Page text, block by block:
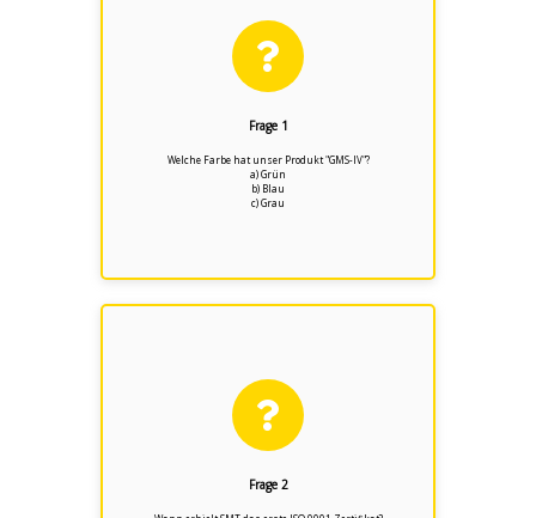
Frage 1
Welche Farbe hat unser Produkt "GMS-IV"?
a) Grün
b) Blau
c) Grau
Lösung 1
a) Grün
c) Grau (Früher)
Mehr Information ...
Frage 2
Lösung 2
a) 2009
c) 2006